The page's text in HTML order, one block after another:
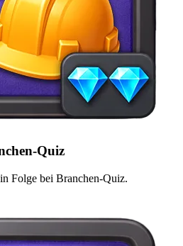
Quiz
Folge bei Branchen-Quiz.